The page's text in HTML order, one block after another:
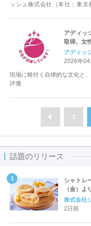
ッシュ株式会社（本社：東
アディッ
取得。女
アディッ
2026年
現場に根付く自律的な文化と
評価
1
話題のリリース
シャトレ
（金）
株式会社
2日前